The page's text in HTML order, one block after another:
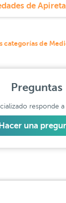
de
categorías de
Preguntas
responde
Hacer una